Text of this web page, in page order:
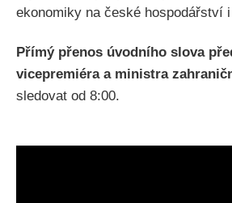
ekonomiky na české hospodářství
Přímý přenos úvodního slova
vicepremiéra a ministra
sledovat od 8:00.